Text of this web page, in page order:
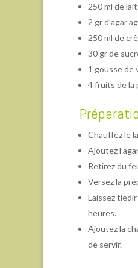
250 ml de
2 gr d’agar
250 ml de
30 gr de
1 gousse de
4 fruits de la
Chauffez le
Ajoutez
Retirez du
Versez la
Laissez
heures.
Ajoutez la
de servir.